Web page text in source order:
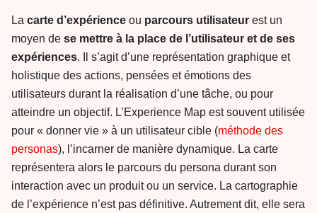
La carte d’expérience ou parcours utilisateur est un
moyen de se mettre à la place de l’utilisateur et de ses
expériences. Il s’agit d’une représentation graphique et
holistique des actions, pensées et émotions des
utilisateurs durant la réalisation d’une tâche, ou pour
atteindre un objectif. L’Experience Map est souvent utilisée
pour « donner vie » à un utilisateur cible (méthode des
personas), l’incarner de manière dynamique. La carte
représentera alors le parcours du persona durant son
interaction avec un produit ou un service. La cartographie
de l’expérience n’est pas définitive. Autrement dit, elle sera